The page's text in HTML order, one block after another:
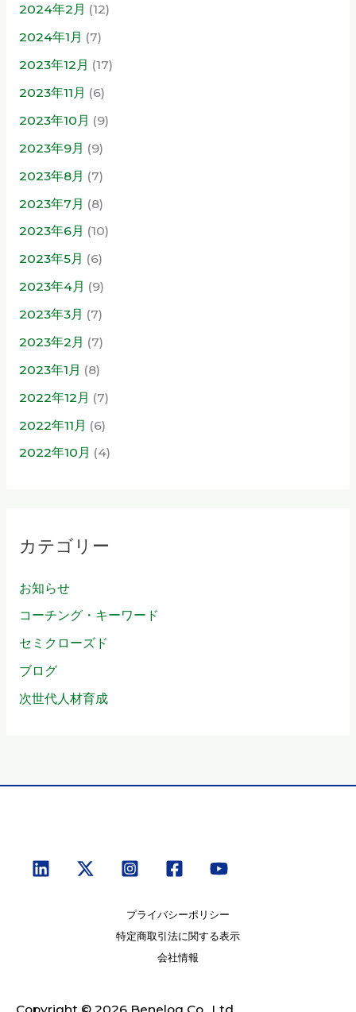
2024年2月 (12)
2024年1月 (7)
2023年12月 (17)
2023年11月 (6)
2023年10月 (9)
2023年9月 (9)
2023年8月 (7)
2023年7月 (8)
2023年6月 (10)
2023年5月 (6)
2023年4月 (9)
2023年3月 (7)
2023年2月 (7)
2023年1月 (8)
2022年12月 (7)
2022年11月 (6)
2022年10月 (4)
カテゴリー
お知らせ
コーチング・キーワード
セミクローズド
ブログ
次世代人材育成
プライバシーポリシー
特定商取引法に関する表示
会社情報